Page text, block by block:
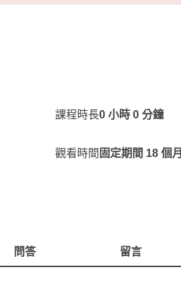
課程時長0 小時 0 分鐘
觀看時間 固定期間 18 個月
問答 留言